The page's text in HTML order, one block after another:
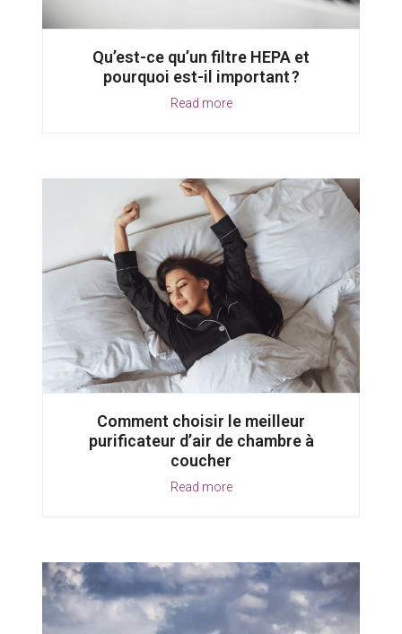
Qu’est-ce qu’un filtre HEPA et
pourquoi est-il important ?
Read more
Comment choisir le meilleur
purificateur d’air de chambre à
coucher
Read more